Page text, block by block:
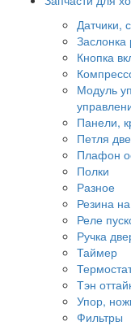
Датчики,
Заслонка
Кнопка
Модуль
Панели,
Петля
Плафон
Полки
Разное
Резина
Реле
Ручка
Таймер
Тэн
Упор,
Фильтры